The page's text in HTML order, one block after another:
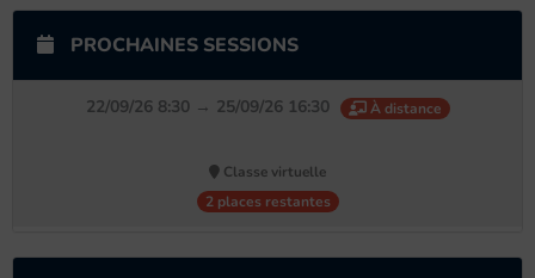
PROCHAINES SESSIONS
22/09/26 8:30 → 25/09/26 16:30 À distance
Classe virtuelle
2 places restantes